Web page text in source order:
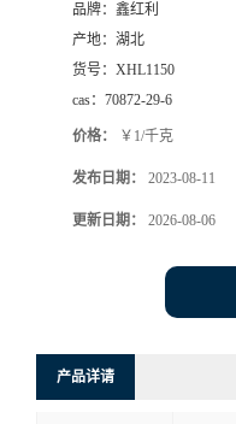
品牌： 鑫红利
产地： 湖北
货号： XHL1150
cas： 70872-29-6
价格： ￥1/千克
发布日期： 2023-08-11
更新日期： 2026-08-06
产品详请